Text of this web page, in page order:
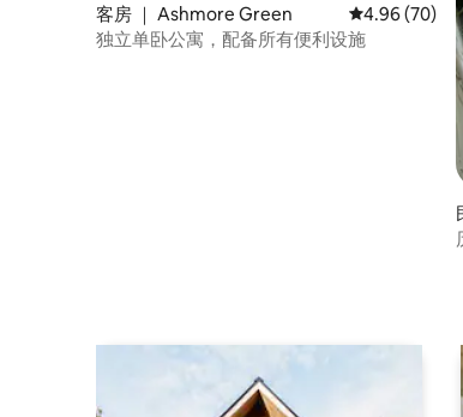
客房 ｜ Ashmore Green 平均评分
4.96 (70)
独立单卧公寓，配备所有便利设施